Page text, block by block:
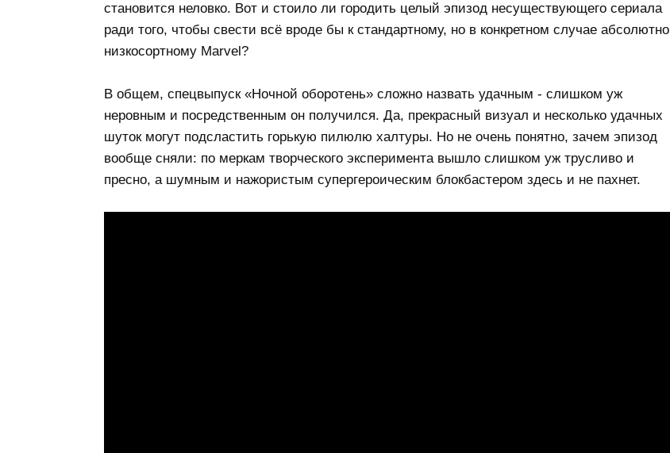
становится неловко. Вот и стоило ли городить целый эпизод несуществующего сериала
ради того, чтобы свести всё вроде бы к стандартному, но в конкретном случае абсолютно
низкосортному Marvel?
В общем, спецвыпуск «Ночной оборотень» сложно назвать удачным - слишком уж
неровным и посредственным он получился. Да, прекрасный визуал и несколько удачных
шуток могут подсластить горькую пилюлю халтуры. Но не очень понятно, зачем эпизод
вообще сняли: по меркам творческого эксперимента вышло слишком уж трусливо и
пресно, а шумным и нажористым супергероическим блокбастером здесь и не пахнет.